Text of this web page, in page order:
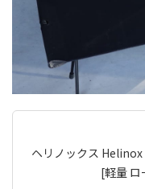
ヘリノックス
[軽量 ロ